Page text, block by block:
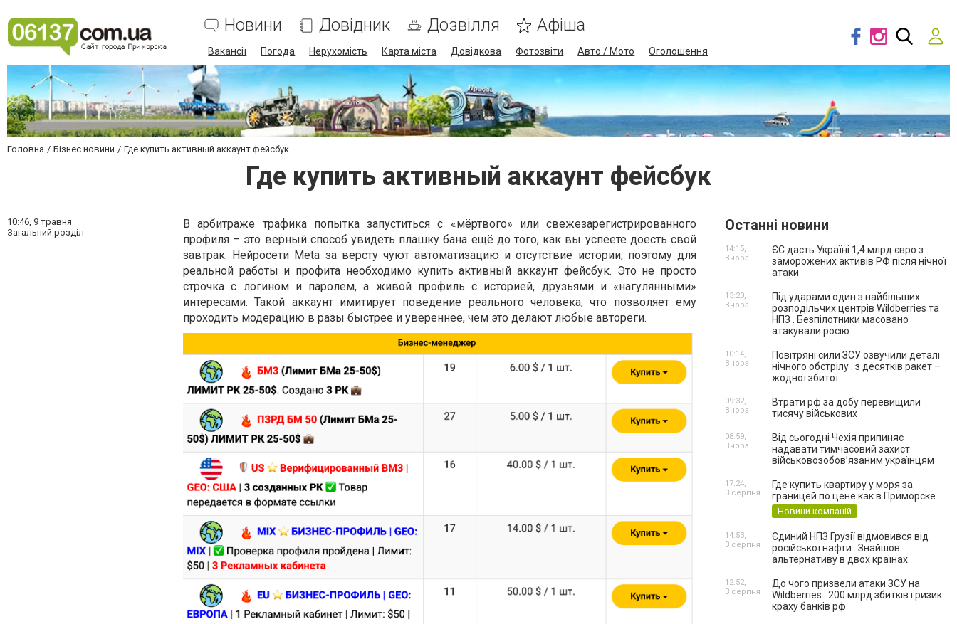
Новини Довідник Дозвілля Афіша
Вакансії Погода Нерухомість Карта міста Довідкова Фотозвіти Авто / Мото Оголошення
Головна Бізнес новини Где купить активный аккаунт фейсбук
Где купить активный аккаунт фейсбук
10:46, 9 травня
Загальний розділ
В арбитраже трафика попытка запуститься с «мёртвого» или свежезарегистрированного
профиля – это верный способ увидеть плашку бана ещё до того, как вы успеете доесть свой
завтрак. Нейросети Meta за версту чуют автоматизацию и отсутствие истории, поэтому для
реальной работы и профита необходимо купить активный аккаунт фейсбук. Это не просто
строчка с логином и паролем, а живой профиль с историей, друзьями и «нагулянными»
интересами. Такой аккаунт имитирует поведение реального человека, что позволяет ему
проходить модерацию в разы быстрее и увереннее, чем это делают любые автореги.
Останні новини
ЄС дасть Україні 1,4 млрд євро з
заморожених активів РФ після нічної
атаки
14:15,
Вчора
Під ударами один з найбільших
розподільчих центрів Wildberries та
НПЗ . Безпілотники масовано
атакували росію
13:20,
Вчора
Повітряні сили ЗСУ озвучили деталі
нічного обстрілу : з десятків ракет –
жодної збитої
10:14,
Вчора
Втрати рф за добу перевищили
тисячу військових
09:32,
Вчора
Від сьогодні Чехія припиняє
надавати тимчасовий захист
військовозобов’язаним українцям
08:59,
Вчора
Где купить квартиру у моря за
границей по цене как в Приморске
Новини компаній
17:24,
3 серпня
Єдиний НПЗ Грузії відмовився від
російської нафти . Знайшов
альтернативу в двох країнах
14:53,
3 серпня
До чого призвели атаки ЗСУ на
Wildberries . 200 млрд збитків і ризик
краху банків рф
12:52,
3 серпня